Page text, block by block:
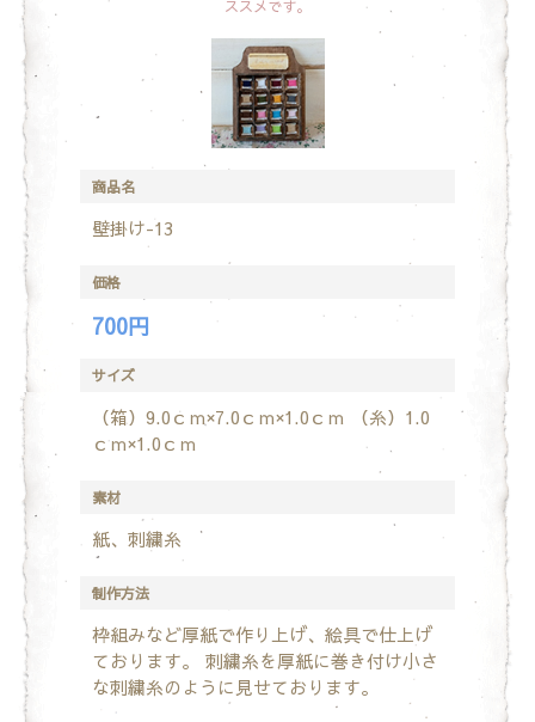
ススメです。
商品名
壁掛け-13
価格
700円
サイズ
（箱）9.0ｃｍ×7.0ｃｍ×1.0ｃｍ
（糸）1.0
ｃｍ×1.0ｃｍ
素材
紙、刺繍糸
制作方法
枠組みなど厚紙で作り上げ、絵具で仕上げ
ております。
刺繍糸を厚紙に巻き付け小さ
な刺繍糸のように見せております。